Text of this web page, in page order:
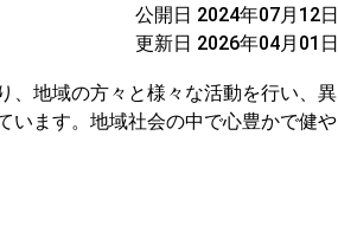
公開日 2024年07月12日
更新日 2026年04月01日
地域の方々と様々な活動を行い、異
います。地域社会の中で心豊かで健や